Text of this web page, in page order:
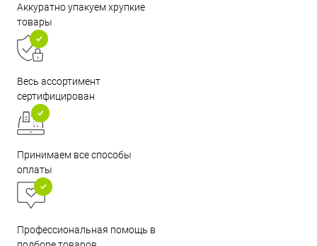
Аккуратно упакуем хрупкие
товары
Весь ассортимент
сертифицирован
Принимаем все способы
оплаты
Профессиональная помощь в